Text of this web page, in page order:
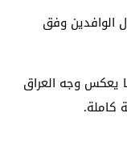
الوافدين وفق
يعكس وجه العراق
كاملة.